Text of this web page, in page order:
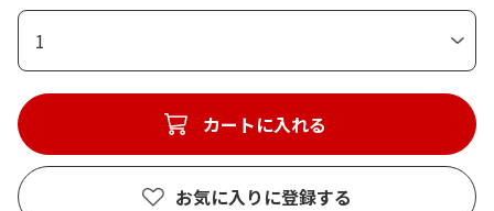
1
カートに入れる
お気に入りに登録する